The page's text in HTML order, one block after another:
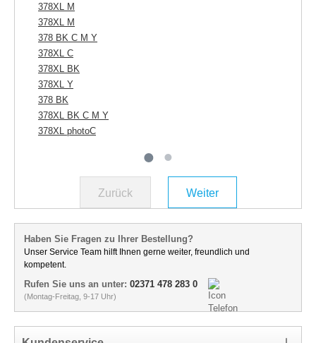
378XL M
378XL M
378 BK C M Y
378XL C
378XL BK
378XL Y
378 BK
378XL BK C M Y
378XL photoC
Zurück Weiter
Haben Sie Fragen zu Ihrer Bestellung?
Unser Service Team hilft Ihnen gerne weiter, freundlich und
kompetent.
Rufen Sie uns an unter: 02371 478 283 0
(Montag-Freitag, 9-17 Uhr)